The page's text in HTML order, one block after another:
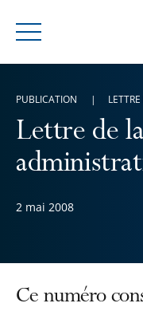
Menu
Lettre de
2 mai 2008
PUBLICATION
Ce numéro